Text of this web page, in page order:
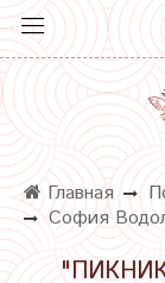
Главная
София